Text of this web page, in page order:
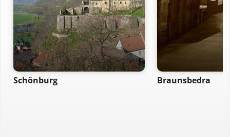
Schönburg Braunsbedra